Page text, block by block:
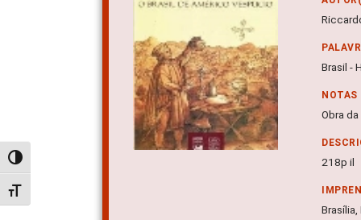
Alternar alto contraste
Alternar tamanho da fonte
Brasil -
NOTAS
Obra
218p il
Brasília,